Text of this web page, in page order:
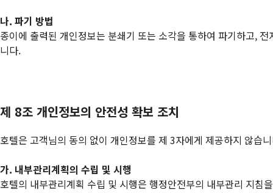
나. 파기 방법
종이에 출력된 개인정보는 분쇄기 또는 소각을 통하여 파기하고,
니다.
제 8조 개인정보의 안전성 확보 조치
호텔은 고객님의 동의 없이 개인정보를 제 3자에게 제공하지 않습
가. 내부관리계획의 수립 및 시행
호텔의 내부관리계획 수립 및 시행은 행정안전부의 내부관리 지침